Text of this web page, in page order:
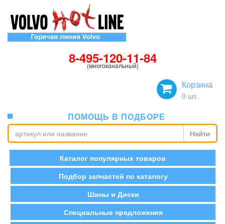
8-495-120-11-84
(многоканальный)
Корзина
0 шт.
ПОМОЩЬ В ПОДБОРЕ
Найти
Каталог популярных товаров
Подбор запчастей по каталогу
Шины и Диски
Специальные предложения